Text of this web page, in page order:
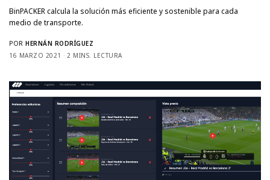
BinPACKER calcula la solución más eficiente y sostenible para cada
medio de transporte.
POR HERNÁN RODRÍGUEZ
16 MARZO 2021
2 MINS. LECTURA